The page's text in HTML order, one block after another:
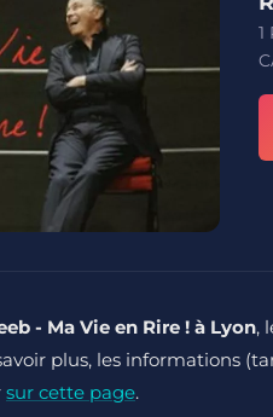
1
- Ma Vie en Rire ! à Lyon,
plus, les informations
sur cette page.